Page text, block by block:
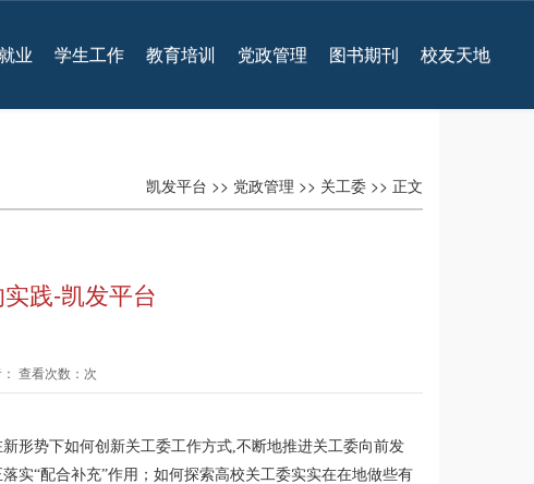
业 学生工作 教育培训 党政管理 图书期刊 校友天地
凯发平台 >> 党政管理 >> 关工委 >> 正文
践-凯发平台
查看次数：次
形势下如何创新关工委工作方式,不断地推进关工委向前发
实“配合补充”作用；如何探索高校关工委实实在在地做些有